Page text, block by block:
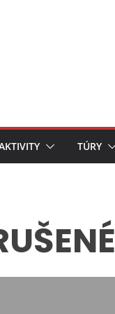
TÚRY